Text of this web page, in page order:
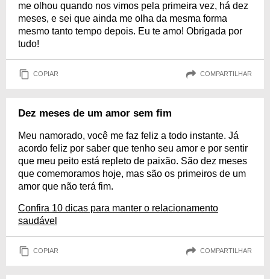
me olhou quando nos vimos pela primeira vez, há dez
meses, e sei que ainda me olha da mesma forma
mesmo tanto tempo depois. Eu te amo! Obrigada por
tudo!
COPIAR COMPARTILHAR
Dez meses de um amor sem fim
Meu namorado, você me faz feliz a todo instante. Já
acordo feliz por saber que tenho seu amor e por sentir
que meu peito está repleto de paixão. São dez meses
que comemoramos hoje, mas são os primeiros de um
amor que não terá fim.
Confira 10 dicas para manter o relacionamento
saudável
COPIAR COMPARTILHAR